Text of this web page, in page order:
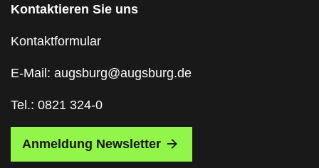
Kontaktieren Sie uns
Kontaktformular
E-Mail: augsburg@augsburg.de
Tel.: 0821 324-0
Anmeldung Newsletter